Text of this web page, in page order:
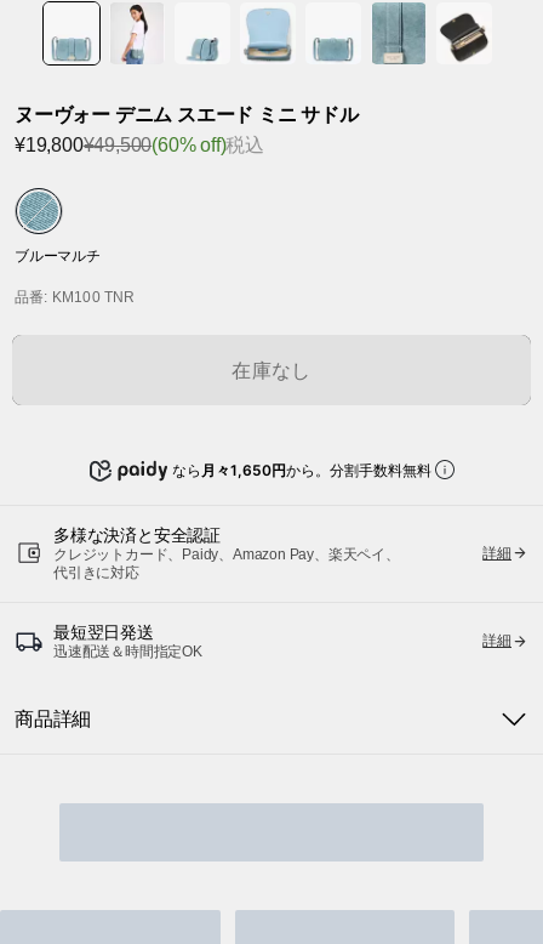
ヌーヴォー デニム スエード ミニ サドル
¥19,800¥49,500(60% off)税込
ブルーマルチ
品番: KM100 TNR
在庫なし
なら 月々1,650円から。分割手数料無料
多様な決済と安全認証
クレジットカード、Paidy、Amazon Pay、楽天ペイ、
代引きに対応
詳細
最短翌日発送
迅速配送＆時間指定OK
詳細
商品詳細